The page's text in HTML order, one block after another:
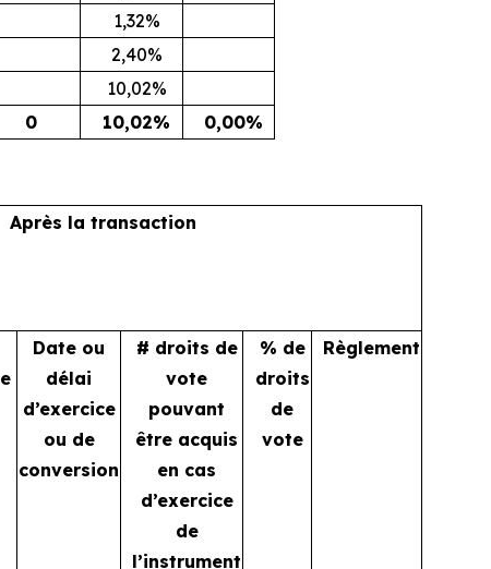
1,32%
2,40%
10,02%
0 10,02% 0,00%
Après la transaction
Date ou
délai
d’exercice
ou de
conversion
# droits de
vote
pouvant
être acquis
en cas
d’exercice
de
l’instrument
% de
droits
de
vote
Règlement